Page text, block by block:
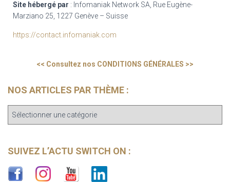
Site hébergé par : Infomaniak Network SA, Rue Eugène-
Marziano 25, 1227 Genève – Suisse
https://contact.infomaniak.com
<< Consultez nos CONDITIONS GÉNÉRALES >>
NOS ARTICLES PAR THÈME :
SUIVEZ L’ACTU SWITCH ON :